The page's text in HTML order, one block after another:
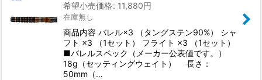
希望小売価格: 11,880円
在庫無し
商品内容 バレル×3 （タングステン90%） シャ
フト ×3 （1セット） フライト ×3 （1セット）
■バレルスペック（メーカー公表値です。）
18g（セッティングウェイト） 長さ：
50mm（…